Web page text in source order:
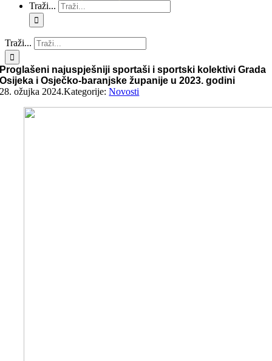
Traži...
Traži...
Proglašeni najuspješniji sportaši i sportski kolektivi Grada
Osijeka i Osječko-baranjske županije u 2023. godini
28. ožujka 2024.Kategorije:Novosti